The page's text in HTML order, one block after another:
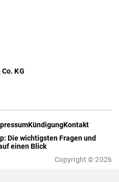
KG
KündigungKontakt
Die wichtigsten Fragen und
einen Blick
Copyright © 2026